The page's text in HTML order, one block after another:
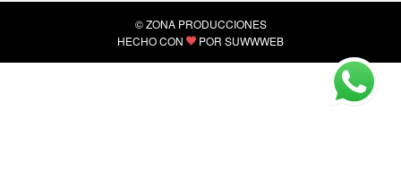
© ZONA PRODUCCIONES
HECHO CON
POR SUWWWEB